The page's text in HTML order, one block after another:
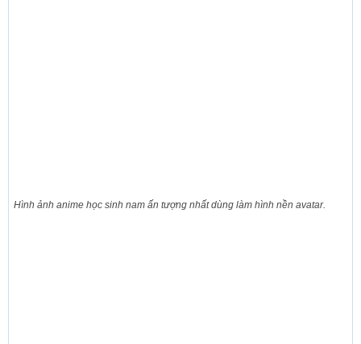
Hình ảnh anime học sinh nam ấn tượng nhất dùng làm hình nền avatar.